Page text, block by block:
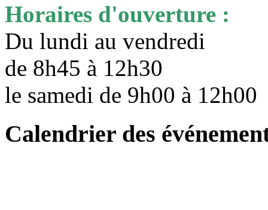
Horaires d'ouverture :
Du lundi au vendredi
de 8h45 à 12h30
le samedi de 9h00 à
Calendrier des